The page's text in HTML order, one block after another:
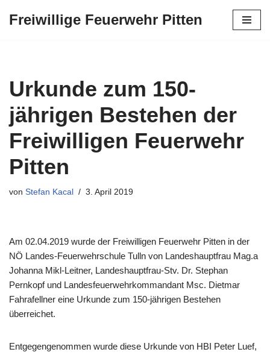
Freiwillige Feuerwehr Pitten
Urkunde zum 150-
jährigen Bestehen der
Freiwilligen Feuerwehr
Pitten
von Stefan Kacal 3. April 2019
Am 02.04.2019 wurde der Freiwilligen Feuerwehr Pitten in der
NÖ Landes-Feuerwehrschule Tulln von Landeshauptfrau Mag.a
Johanna Mikl-Leitner, Landeshauptfrau-Stv. Dr. Stephan
Pernkopf und Landesfeuerwehrkommandant Msc. Dietmar
Fahrafellner eine Urkunde zum 150-jährigen Bestehen
überreichet.
Entgegengenommen wurde diese Urkunde von HBI Peter Luef,